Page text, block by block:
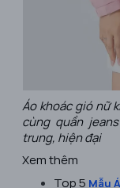
Áo khoác gió nữ
cùng quần
trung, hiện đại
Xem thêm
Top 5 Mẫu